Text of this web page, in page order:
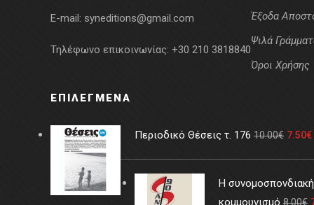
E-mail: syneditions@gmail.com
Τηλέφωνο επικοινωνίας: +30 210 3818840
Έξοδα
Ψιλά
Όροι Χρήσης
ΕΠΙΛΕΓΜΈΝΑ
Περιοδικό Θέσεις τ. 176 10.00€ 7.50€
Η συνομοσπονδιακή
κομμουνισμό 8.00€